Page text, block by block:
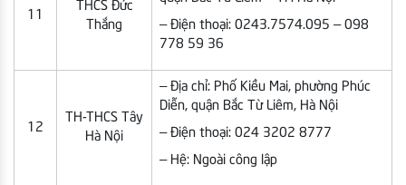
THCS Đức
Thắng
– Điện thoại: 0243.7574.095 – 098
778 59 36
12
TH-THCS Tây
Hà Nội
– Địa chỉ: Phố Kiều Mai, phường Phúc
Diễn, quận Bắc Từ Liêm, Hà Nội
– Điện thoại: 024 3202 8777
– Hệ: Ngoài công lập